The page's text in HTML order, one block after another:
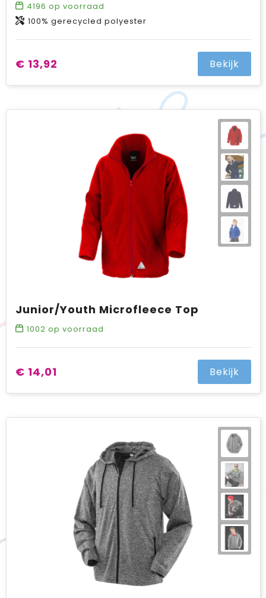
4196 op voorraad
100% gerecycled polyester
€ 13,92 Bekijk
Junior/Youth Microfleece Top
1002 op voorraad
€ 14,01 Bekijk